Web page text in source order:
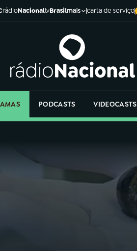
rádioNacionaltvBrasilmais carta de serviço
PODCASTS VIDEOCASTS